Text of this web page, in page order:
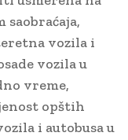
vozila i
vozila u
vreme,
opštih
i autobusa u